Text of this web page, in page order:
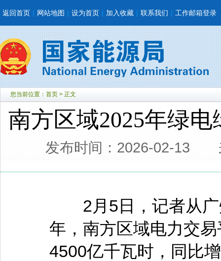
返回首页 | 网站地图 | 设为首页 | 加入收藏 | 联系我们 | 工作邮箱登录
您当前位置： 首页 > 正文
南方区域2025年绿
发布时间：2026-02-13
2月5日，记者从广
年，南方区域电力交
4500亿千瓦时，同比